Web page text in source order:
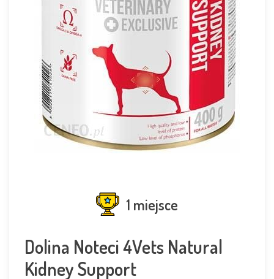
1 miejsce
Dolina Noteci 4Vets Natural
Kidney Support